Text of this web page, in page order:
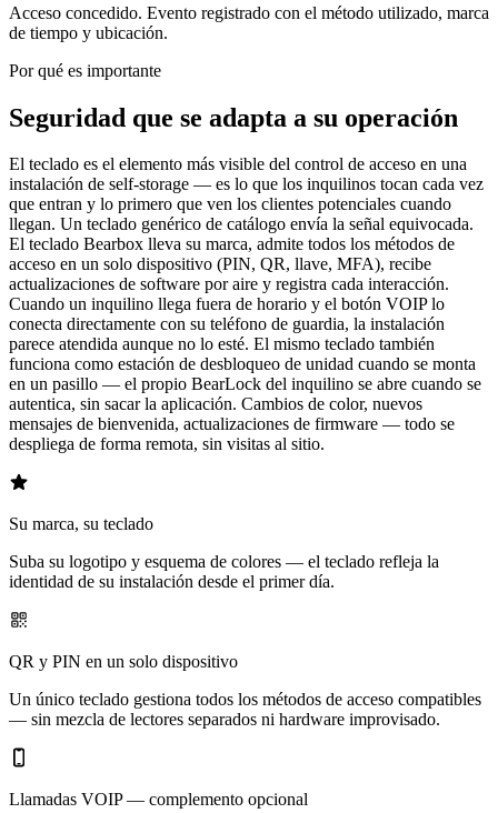
Acceso concedido. Evento registrado con el método utilizado, marca
de tiempo y ubicación.
Por qué es importante
Seguridad que se adapta a su operación
El teclado es el elemento más visible del control de acceso en una
instalación de self-storage — es lo que los inquilinos tocan cada vez
que entran y lo primero que ven los clientes potenciales cuando
llegan. Un teclado genérico de catálogo envía la señal equivocada.
El teclado Bearbox lleva su marca, admite todos los métodos de
acceso en un solo dispositivo (PIN, QR, llave, MFA), recibe
actualizaciones de software por aire y registra cada interacción.
Cuando un inquilino llega fuera de horario y el botón VOIP lo
conecta directamente con su teléfono de guardia, la instalación
parece atendida aunque no lo esté. El mismo teclado también
funciona como estación de desbloqueo de unidad cuando se monta
en un pasillo — el propio BearLock del inquilino se abre cuando se
autentica, sin sacar la aplicación. Cambios de color, nuevos
mensajes de bienvenida, actualizaciones de firmware — todo se
despliega de forma remota, sin visitas al sitio.
Su marca, su teclado
Suba su logotipo y esquema de colores — el teclado refleja la
identidad de su instalación desde el primer día.
QR y PIN en un solo dispositivo
Un único teclado gestiona todos los métodos de acceso compatibles
— sin mezcla de lectores separados ni hardware improvisado.
Llamadas VOIP — complemento opcional